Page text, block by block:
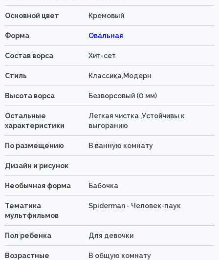
Основной цвет Кремовый
Форма Овальная
Состав ворса Хит-сет
Стиль Классика,Модерн
Высота ворса Безворсовый (0 мм)
Остальные
характеристики
Легкая чистка ,Устойчивы к
выгоранию
По размещению В ванную комнату
Дизайн и рисунок
Необычная форма Бабочка
Тематика
мультфильмов
Spiderman - Человек-паук
Пол ребенка Для девочки
Возрастные
В общую комнату